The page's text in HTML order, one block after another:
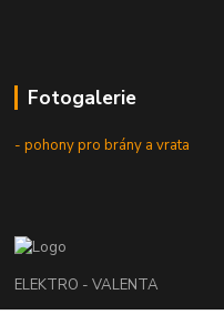
Fotogalerie
- pohony pro brány a vrata
ELEKTRO - VALENTA